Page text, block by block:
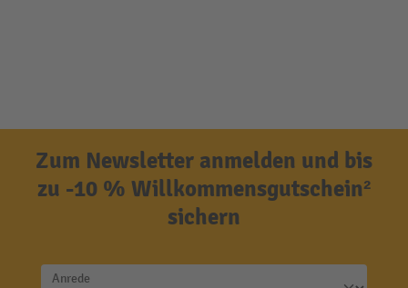
Zum Newsletter anmelden und bis
zu -10 % Willkommensgutschein²
sichern
Anrede